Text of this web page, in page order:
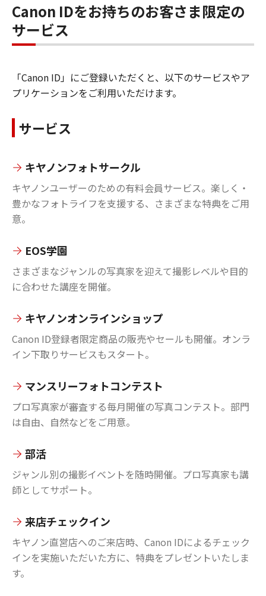
Canon IDをお持ちのお客さま限定の
サービス
「Canon ID」にご登録いただくと、以下のサービスやア
プリケーションをご利用いただけます。
サービス
キヤノンフォトサークル
キヤノンユーザーのための有料会員サービス。楽しく・
豊かなフォトライフを支援する、さまざまな特典をご用
意。
EOS学園
さまざまなジャンルの写真家を迎えて撮影レベルや目的
に合わせた講座を開催。
キヤノンオンラインショップ
Canon ID登録者限定商品の販売やセールも開催。オンラ
イン下取りサービスもスタート。
マンスリーフォトコンテスト
プロ写真家が審査する毎月開催の写真コンテスト。部門
は自由、自然などをご用意。
部活
ジャンル別の撮影イベントを随時開催。プロ写真家も講
師としてサポート。
来店チェックイン
キヤノン直営店へのご来店時、Canon IDによるチェック
インを実施いただいた方に、特典をプレゼントいたしま
す。